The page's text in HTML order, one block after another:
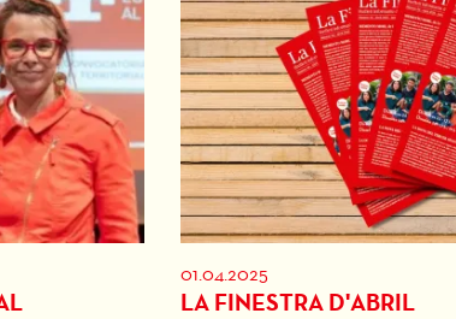
01.04.2025
LA FINESTRA D'ABRIL